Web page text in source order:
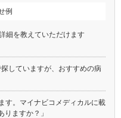
営大江戸線
京モノレール
北総鉄道北総線
例
細を教えていただけます
していますが、おすすめの病
す。マイナビコメディカルに載
ますか？」